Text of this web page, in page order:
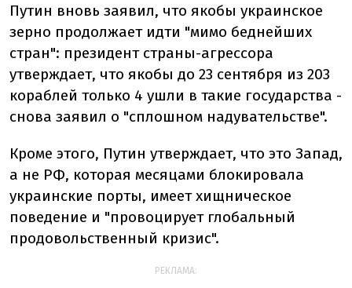
Путин вновь заявил, что якобы украинское
зерно продолжает идти "мимо беднейших
стран": президент страны-агрессора
утверждает, что якобы до 23 сентября из 203
кораблей только 4 ушли в такие государства -
снова заявил о "сплошном надувательстве".
Кроме этого, Путин утверждает, что это Запад,
а не РФ, которая месяцами блокировала
украинские порты, имеет хищническое
поведение и "провоцирует глобальный
продовольственный кризис".
РЕКЛАМА: